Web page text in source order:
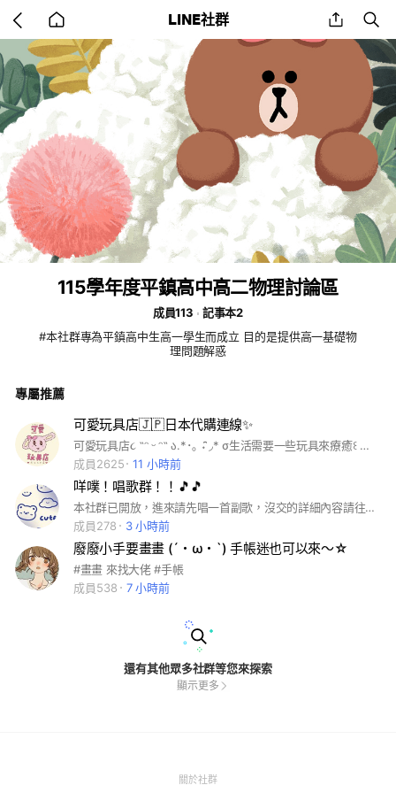
back
to
home
LINE社群 share
115學年度平鎮高中高二物理討論區
成員113
記事本2
#本社群專為平鎮高中生高一學生而成立 目的是提供高一基礎物
理問題解惑
專屬推薦
可愛玩具店🇯🇵日本代購連線✨
可愛玩具店૮ ˶ᵔ ᵕ ᵔ˶ ა.*･｡ ˖ ̑̑◞* σ生活需要一些玩具來療癒꒰ 購買、許願、任何問題請私訊官方賴@526pzjhg或ig（lazydayyyy_2024）
成員2625
11 小時前
咩噗！唱歌群！！🎵🎵
本社群已開放，進來請先唱一首副歌，沒交的詳細內容請往下讀 歡迎加入咩噗！唱歌群！！🎵🎵無聊就一起唱個，接歌，聊天，徵閨蜜，徵cp的地方！！ 沒事就來唱歌，聊天...不要一直淺水💦💦 進去請先詳讀重要記事本#群規#徵家庭......等等 但如果你是別的群叫來開嗆的，請不要進來（之前發生過，稍微提醒一下，不要誤會 進來請先交一首副歌，一個禮拜沒交的，如果有正當理由，管管會體諒，但如果你是忘記...不屑的，一律的飛機票一張✈️✈️ 這裡的管管們都很善解人意，但講不聽就自重囉~~ 以上請配合，謝謝！！
成員278
3 小時前
廢廢小手要畫畫 (´・ω・`) 手帳迷也可以來～☆
#畫畫 來找大佬 #手帳
成員538
7 小時前
還有其他眾多社群等您來探索
顯示更多
關於社群(Open